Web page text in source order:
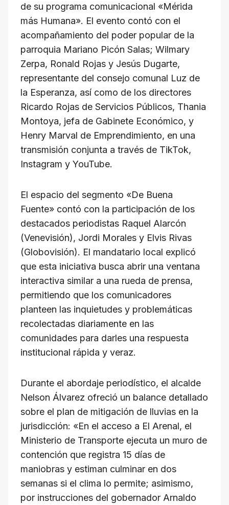
de su programa comunicacional «Mérida
más Humana». El evento contó con el
acompañamiento del poder popular de la
parroquia Mariano Picón Salas; Wilmary
Zerpa, Ronald Rojas y Jesús Dugarte,
representante del consejo comunal Luz de
la Esperanza, así como de los directores
Ricardo Rojas de Servicios Públicos, Thania
Montoya, jefa de Gabinete Económico, y
Henry Marval de Emprendimiento, en una
transmisión conjunta a través de TikTok,
Instagram y YouTube.
El espacio del segmento «De Buena
Fuente» contó con la participación de los
destacados periodistas Raquel Alarcón
(Venevisión), Jordi Morales y Elvis Rivas
(Globovisión). El mandatario local explicó
que esta iniciativa busca abrir una ventana
interactiva similar a una rueda de prensa,
permitiendo que los comunicadores
planteen las inquietudes y problemáticas
recolectadas diariamente en las
comunidades para darles una respuesta
institucional rápida y veraz.
Durante el abordaje periodístico, el alcalde
Nelson Álvarez ofreció un balance detallado
sobre el plan de mitigación de lluvias en la
jurisdicción: «En el acceso a El Arenal, el
Ministerio de Transporte ejecuta un muro de
contención que registra 15 días de
maniobras y estiman culminar en dos
semanas si el clima lo permite; asimismo,
por instrucciones del gobernador Arnaldo